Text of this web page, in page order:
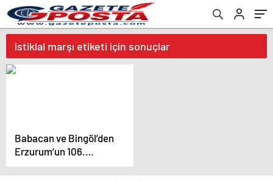
istiklal marşı etiketi için sonuçlar
Babacan ve Bingöl’den
Erzurum’un 106.
Kurtuluş Yılı Mesajı